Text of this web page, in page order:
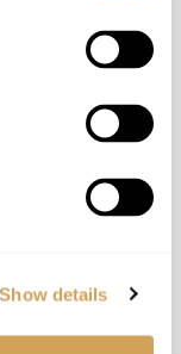
Show details